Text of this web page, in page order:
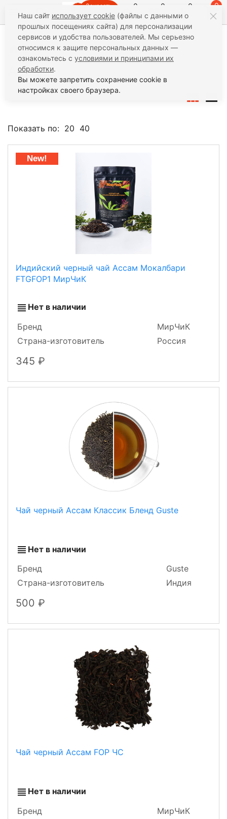
Заказать
звонок
0 0 0 0
Чай Черный чай Ассам
Ассам
Показать по: 20 40
Индийский черный чай Ассам Мокалбари
FTGFOP1 МирЧиК
Нет в наличии
Бренд
МирЧиК
Страна-изготовитель
Россия
345
New!
Чай черный Ассам Классик Бленд Guste
Нет в наличии
Бренд
Guste
Страна-изготовитель
Индия
500
Чай черный Ассам FOP ЧС
Нет в наличии
Бренд
МирЧиК
Наш сайт использует cookie (файлы с данными о
прошлых посещениях сайта) для персонализации
сервисов и удобства пользователей. Мы серьезно
относимся к защите персональных данных —
ознакомьтесь с условиями и принципами их
обработки.
Вы можете запретить сохранение cookie в
настройках своего браузера.